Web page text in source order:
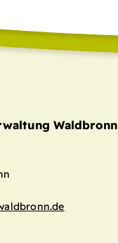
Waldbronn